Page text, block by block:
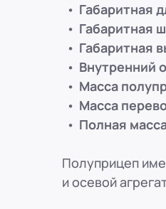
8 (800) 250-25-31 (вн. 153)
ООО "ПР-Лизинг"
ул. Есенина, 1Б
8 (800) 250-25-31 (вн. 153)
ООО "ПР-Лизинг"
Пенза
8 (800) 250-25-31 (вн. 153)
ООО "ПР-Лизинг"
8 (800) 250-25-31 (вн. 153)
ООО "ПР-Лизинг"
Габаритная
Габаритная
Габаритная
Внутренний
Масса
Масса
Полная
Полуприцеп
и осевой